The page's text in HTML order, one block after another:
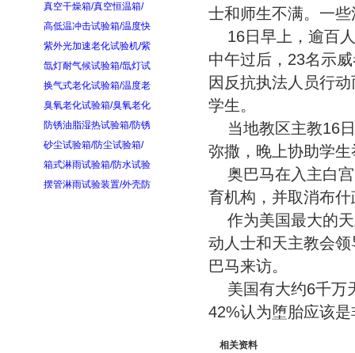
真空干燥箱/真空恒温箱/
高低温冲击试验箱/温度快
紫外光加速老化试验机/紫
氙灯耐气候试验箱/氙灯试
换气式老化试验箱/温度老
臭氧老化试验箱/臭氧老化
防锈油脂湿热试验箱/防锈
砂尘试验箱/防尘试验箱/
箱式淋雨试验箱/防水试验
摆管淋雨试验装置/外壳防
士和师生不满。一
16日早上，逾百
中午过后，23名示
因反抗执法人员行
学生。
当地教区主教16
弥撒，晚上协助学
奥巴马在入主白
育机构，并取消布
作为美国最大的
动人士和天主教会
巴马来访。
美国有大约6千万
42%认为堕胎应该
相关资料